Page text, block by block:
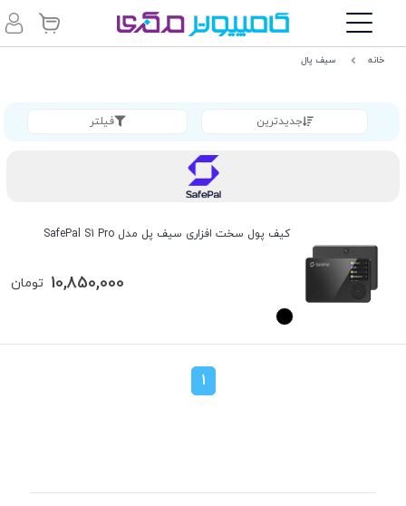
خانه سیف پال
جدیدترین فیلتر
کیف پول سخت افزاری سیف پل مدل SafePal S1 Pro
تومان 10,850,000
1